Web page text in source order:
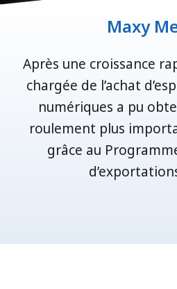
Maxy
Après une croissance
chargée de l’achat
numériques a pu
roulement plus
grâce au